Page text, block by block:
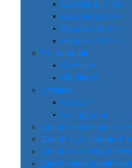
Высота 210 см
Высота 220 см
Высота 230 см
Высота 240 см
По наличию
Готовые
На заказ
Страна
Россия
Белоруссия
Двери новые
Двери с установкой
Двери со склада
Двери